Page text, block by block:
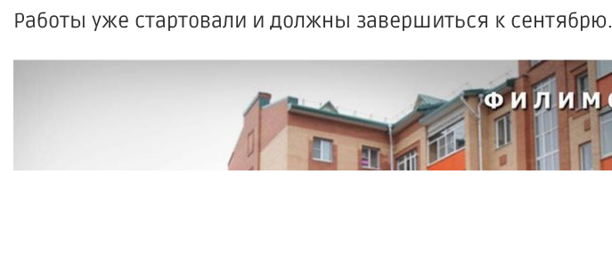
Работы уже стартовали и должны завершиться к сентябрю.